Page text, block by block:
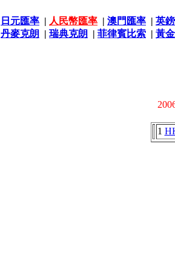
日元匯率 | 人民幣匯率 | 澳門匯率 | 英
丹麥克朗 | 瑞典克朗 | 菲律賓比索 | 黃
1